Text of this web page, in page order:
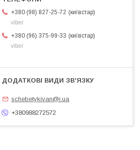
+380 (98) 827-25-72
київстар
viber
+380 (96) 375-99-33
київстар
viber
schebetykivan@i.ua
+380988272572